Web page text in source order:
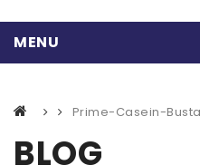
MENU
PRODOTTI
CATEGORIE
Prime-Casein-
BLOG